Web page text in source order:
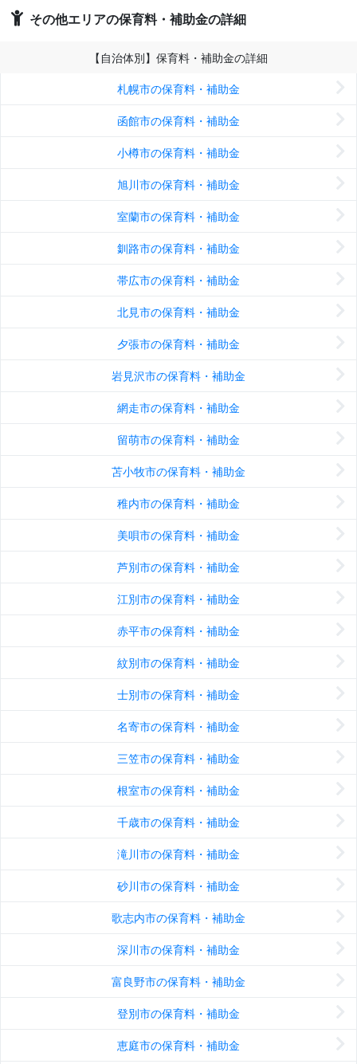
その他エリアの保育料・補助金の詳細
【自治体別】保育料・補助金の詳細
札幌市の保育料・補助金
函館市の保育料・補助金
小樽市の保育料・補助金
旭川市の保育料・補助金
室蘭市の保育料・補助金
釧路市の保育料・補助金
帯広市の保育料・補助金
北見市の保育料・補助金
夕張市の保育料・補助金
岩見沢市の保育料・補助金
網走市の保育料・補助金
留萌市の保育料・補助金
苫小牧市の保育料・補助金
稚内市の保育料・補助金
美唄市の保育料・補助金
芦別市の保育料・補助金
江別市の保育料・補助金
赤平市の保育料・補助金
紋別市の保育料・補助金
士別市の保育料・補助金
名寄市の保育料・補助金
三笠市の保育料・補助金
根室市の保育料・補助金
千歳市の保育料・補助金
滝川市の保育料・補助金
砂川市の保育料・補助金
歌志内市の保育料・補助金
深川市の保育料・補助金
富良野市の保育料・補助金
登別市の保育料・補助金
恵庭市の保育料・補助金